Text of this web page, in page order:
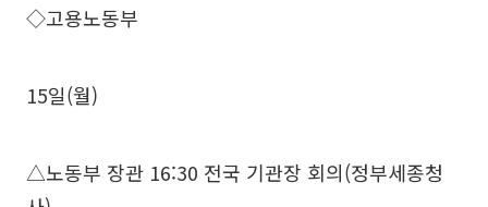
◇고용노동부
15일(월)
△노동부 장관 16:30 전국 기관장 회의(정부세종청